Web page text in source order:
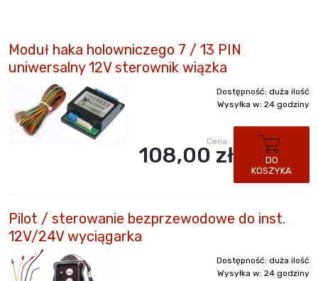
Moduł haka holowniczego 7 / 13 PIN
uniwersalny 12V sterownik wiązka
Dostępność: duża ilość
Wysyłka w: 24 godziny
Cena:
108,00 zł
DO
KOSZYKA
Pilot / sterowanie bezprzewodowe do inst.
12V/24V wyciągarka
Dostępność: duża ilość
Wysyłka w: 24 godziny